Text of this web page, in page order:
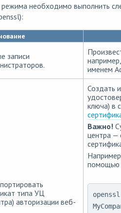
необходимо выполнить
записи
именем
типа УЦ
авторизации веб-
Создать
ключа) в
Важно!
центра —
помощью